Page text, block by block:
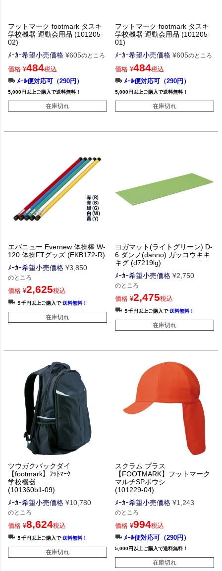
フットマーク footmark タスキ
学校機器 運動会用品 (101205-
02)
ﾒｰｶｰ希望小売価格 ¥605のところ
価格 ¥484税込
ﾒｰﾙ便対応可（290円）
5,000円以上ご購入で送料無料！
在庫切れ
フットマーク footmark タスキ
学校機器 運動会用品 (101205-
01)
ﾒｰｶｰ希望小売価格 ¥605のところ
価格 ¥484税込
ﾒｰﾙ便対応可（290円）
5,000円以上ご購入で送料無料！
在庫切れ
エバニュー Evernew 体操棒 W-
120 体操FTグッズ (EKB172-R)
ﾒｰｶｰ希望小売価格 ¥3,850
のところ
価格 ¥2,625税込
５千円以上ご購入で送料無料！
在庫切れ
ヨガマット(ライトグリーン) D-
6 ダンノ(danno) ガッコウキキ
キグ (d7219lg)
ﾒｰｶｰ希望小売価格 ¥2,750
のところ
価格 ¥2,475税込
５千円以上ご購入で送料無料！
在庫切れ
ツウガクバックダイ
【footmark】ﾌｯﾄﾏｰｸ
学校機器
(101360b1-09)
ﾒｰｶｰ希望小売価格 ¥10,780
のところ
価格 ¥8,624税込
５千円以上ご購入で送料無料！
在庫切れ
スクラム プラス
【FOOTMARK】フットマーク
マルチSPボウシ
(101229-04)
ﾒｰｶｰ希望小売価格 ¥1,243
のところ
価格 ¥994税込
ﾒｰﾙ便対応可（290円）
5,000円以上ご購入で送料無料！
在庫切れ